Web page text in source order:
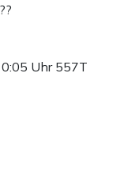
Uhr 557T